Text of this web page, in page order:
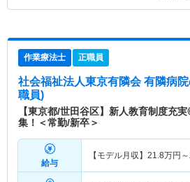
作業療法士 正職員
社会福祉法人東京有隣会 有隣病院
職員)
【東京都/世田谷区】新人教育制度充
集！＜常勤/新卒＞
給与
【モデル月収】 21.8万円～